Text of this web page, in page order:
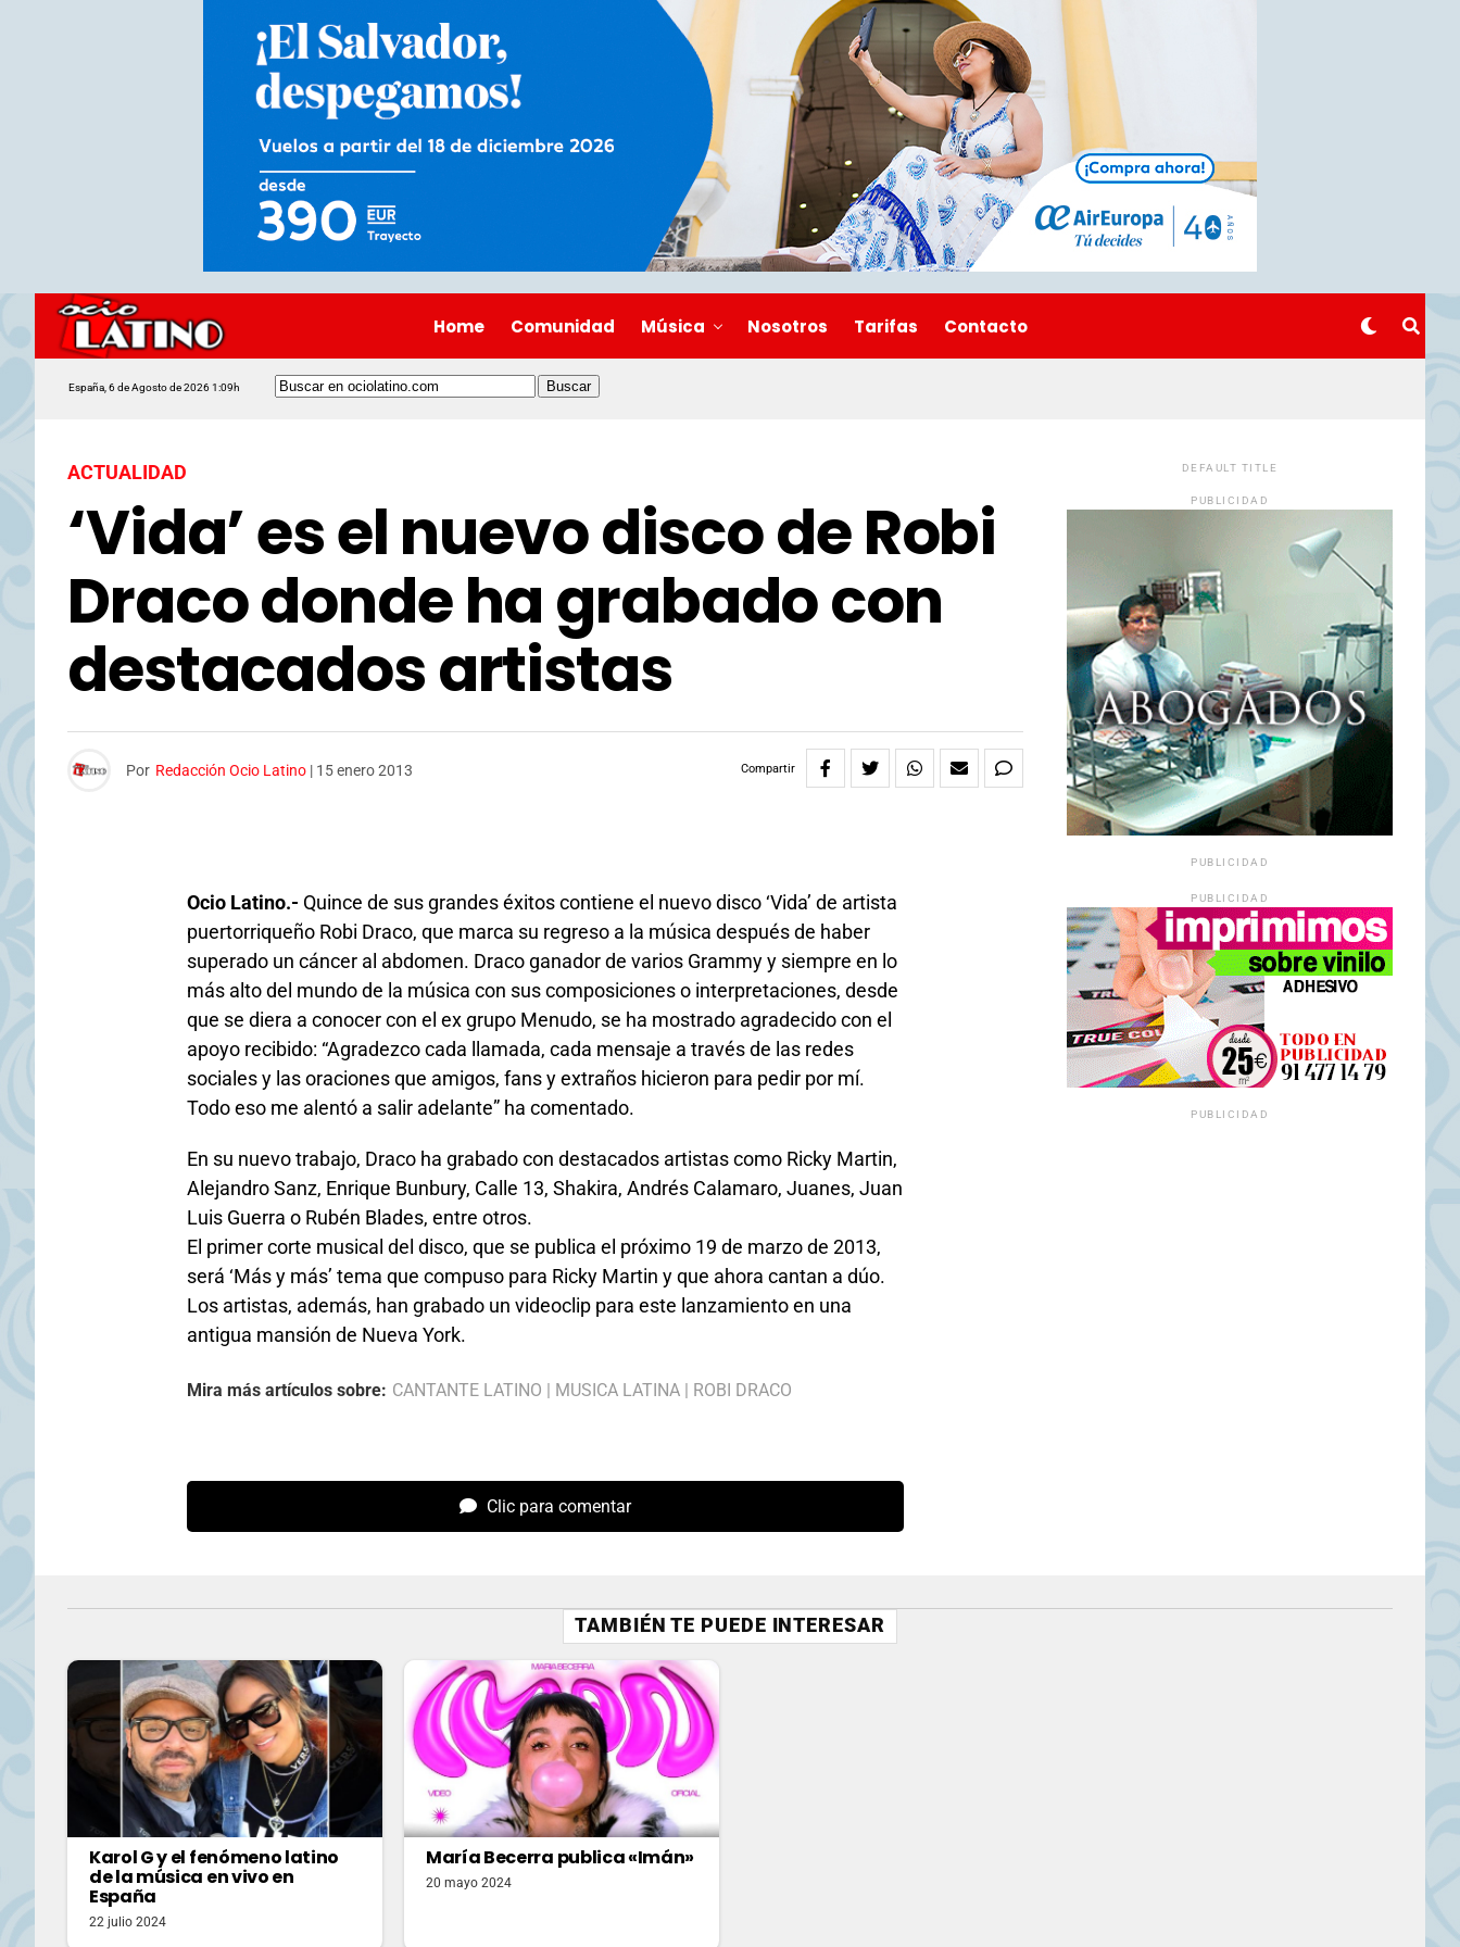
Home Comunidad Música Nosotros Tarifas Contacto
España, 6 de Agosto de 2026 1:09h
ACTUALIDAD
‘Vida’ es el nuevo disco de Robi
Draco donde ha grabado con
destacados artistas
Por Redacción Ocio Latino | 15 enero 2013 Compartir
Ocio Latino.- Quince de sus grandes éxitos contiene el nuevo disco ‘Vida’ de artista
puertorriqueño Robi Draco, que marca su regreso a la música después de haber
superado un cáncer al abdomen. Draco ganador de varios Grammy y siempre en lo
más alto del mundo de la música con sus composiciones o interpretaciones, desde
que se diera a conocer con el ex grupo Menudo, se ha mostrado agradecido con el
apoyo recibido: “Agradezco cada llamada, cada mensaje a través de las redes
sociales y las oraciones que amigos, fans y extraños hicieron para pedir por mí.
Todo eso me alentó a salir adelante” ha comentado.
En su nuevo trabajo, Draco ha grabado con destacados artistas como Ricky Martin,
Alejandro Sanz, Enrique Bunbury, Calle 13, Shakira, Andrés Calamaro, Juanes, Juan
Luis Guerra o Rubén Blades, entre otros.
El primer corte musical del disco, que se publica el próximo 19 de marzo de 2013,
será ‘Más y más’ tema que compuso para Ricky Martin y que ahora cantan a dúo.
Los artistas, además, han grabado un videoclip para este lanzamiento en una
antigua mansión de Nueva York.
Mira más artículos sobre: CANTANTE LATINO | MUSICA LATINA | ROBI DRACO
Clic para comentar
DEFAULT TITLE
PUBLICIDAD
PUBLICIDAD
PUBLICIDAD
PUBLICIDAD
TAMBIÉN TE PUEDE INTERESAR
Karol G y el fenómeno latino
de la música en vivo en
España
22 julio 2024
María Becerra publica «Imán»
20 mayo 2024